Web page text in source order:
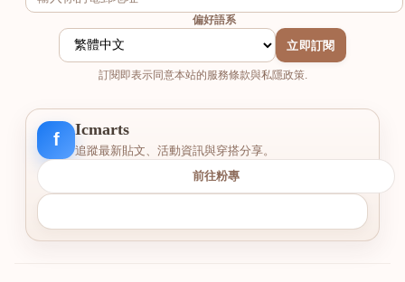
偏好語系
立即訂閱
訂閱即表示同意本站的服務條款與私隱政策.
f Icmarts
追蹤最新貼文、活動資訊與穿搭分享。
前往粉專